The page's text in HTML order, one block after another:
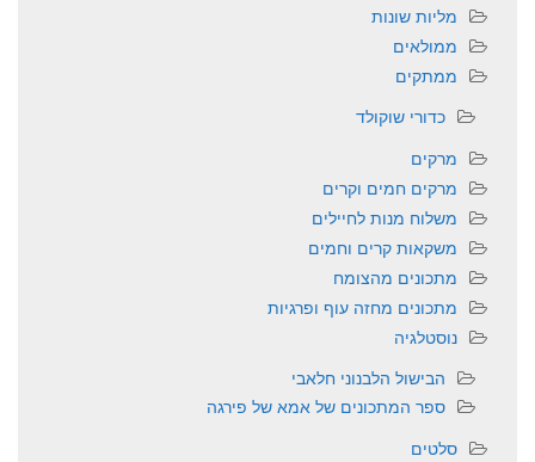
מליות שונות
ממולאים
ממתקים
כדורי שוקולד
מרקים
מרקים חמים וקרים
משלוח מנות לחיילים
משקאות קרים וחמים
מתכונים מהצומח
מתכונים מחזה עוף ופרגיות
נוסטלגיה
הבישול הלבנוני חלאבי
ספר המתכונים של אמא של פירגה
סלטים